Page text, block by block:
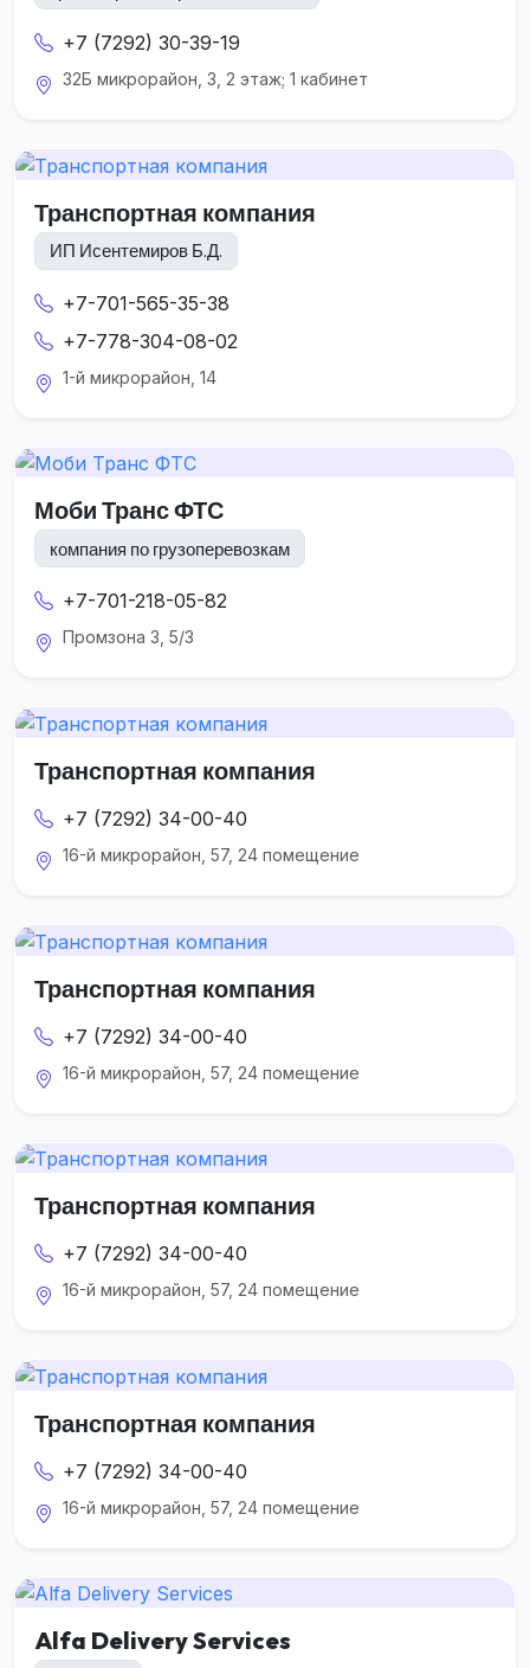
+7 (7292) 30-39-19
32Б микрорайон, 3, 2 этаж; 1 кабинет
Транспортная компания
ИП Исентемиров Б.Д.
+7-701-565-35-38
+7-778-304-08-02
1-й микрорайон, 14
Моби Транс ФТС
компания по грузоперевозкам
+7-701-218-05-82
Промзона 3, 5/3
Транспортная компания
+7 (7292) 34-00-40
16-й микрорайон, 57, 24 помещение
Транспортная компания
+7 (7292) 34-00-40
16-й микрорайон, 57, 24 помещение
Транспортная компания
+7 (7292) 34-00-40
16-й микрорайон, 57, 24 помещение
Транспортная компания
+7 (7292) 34-00-40
16-й микрорайон, 57, 24 помещение
Alfa Delivery Services